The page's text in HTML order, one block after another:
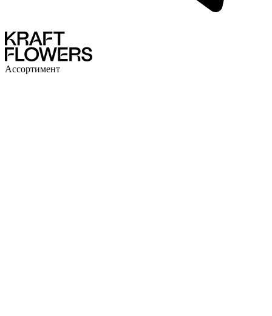
Ассортимент